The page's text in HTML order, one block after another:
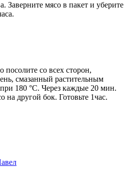
Заверните мясо в пакет и уберите
посолите со всех сторон,
смазанный растительным
180 °С. Через каждые 20 мин.
на другой бок. Готовьте 1час.